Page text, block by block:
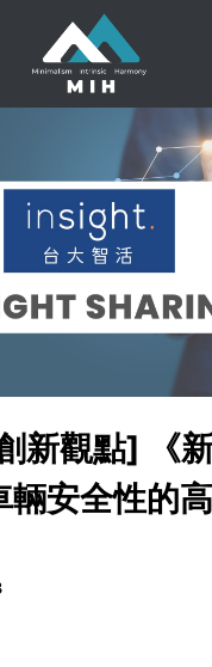
新觀點] 《
輛安全性的